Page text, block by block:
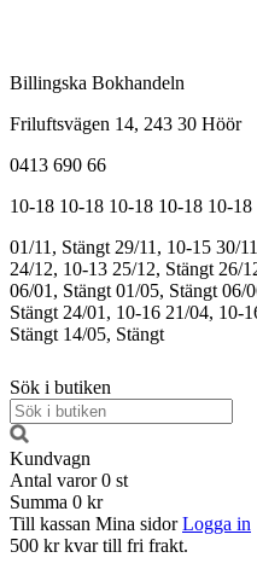
Billingska Bokhandeln
Friluftsvägen 14, 243 30 Höör
0413 690 66
10-18 10-18 10-18 10-18 10-18
01/11, Stängt 29/11, 10-15 30/
24/12, 10-13 25/12, Stängt 26/
06/01, Stängt 01/05, Stängt 06/
Stängt 24/01, 10-16 21/04, 10-
Stängt 14/05, Stängt
Sök i butiken
Kundvagn
Antal varor 0 st
Summa 0 kr
Till kassan Mina sidor Logga in
500 kr kvar till fri frakt.